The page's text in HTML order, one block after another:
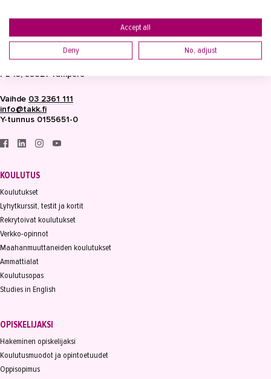
PL 15, 33821 Tampere
Vaihde 03 2361 111
info@takk.fi
Y-tunnus 0155651-0
KOULUTUS
Koulutukset
Lyhytkurssit, testit ja kortit
Rekrytoivat koulutukset
Verkko-opinnot
Maahanmuuttaneiden koulutukset
Ammattialat
Koulutusopas
Studies in English
OPISKELIJAKSI
Hakeminen opiskelijaksi
Koulutusmuodot ja opintoetuudet
Oppisopimus
Accept all
Deny No, adjust